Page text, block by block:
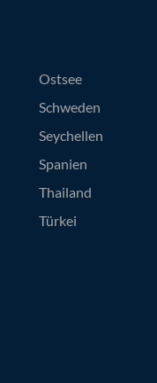
Ostsee
Schweden
Seychellen
Spanien
Thailand
Türkei